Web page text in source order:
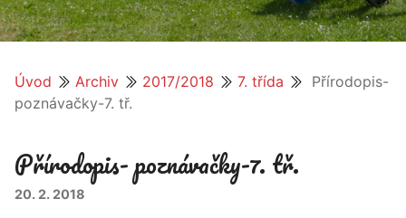
Úvod Archiv 2017/2018 7. třída
Přírodopis-
poznávačky-7. tř.
Přírodopis- poznávačky-7. tř.
20. 2. 2018